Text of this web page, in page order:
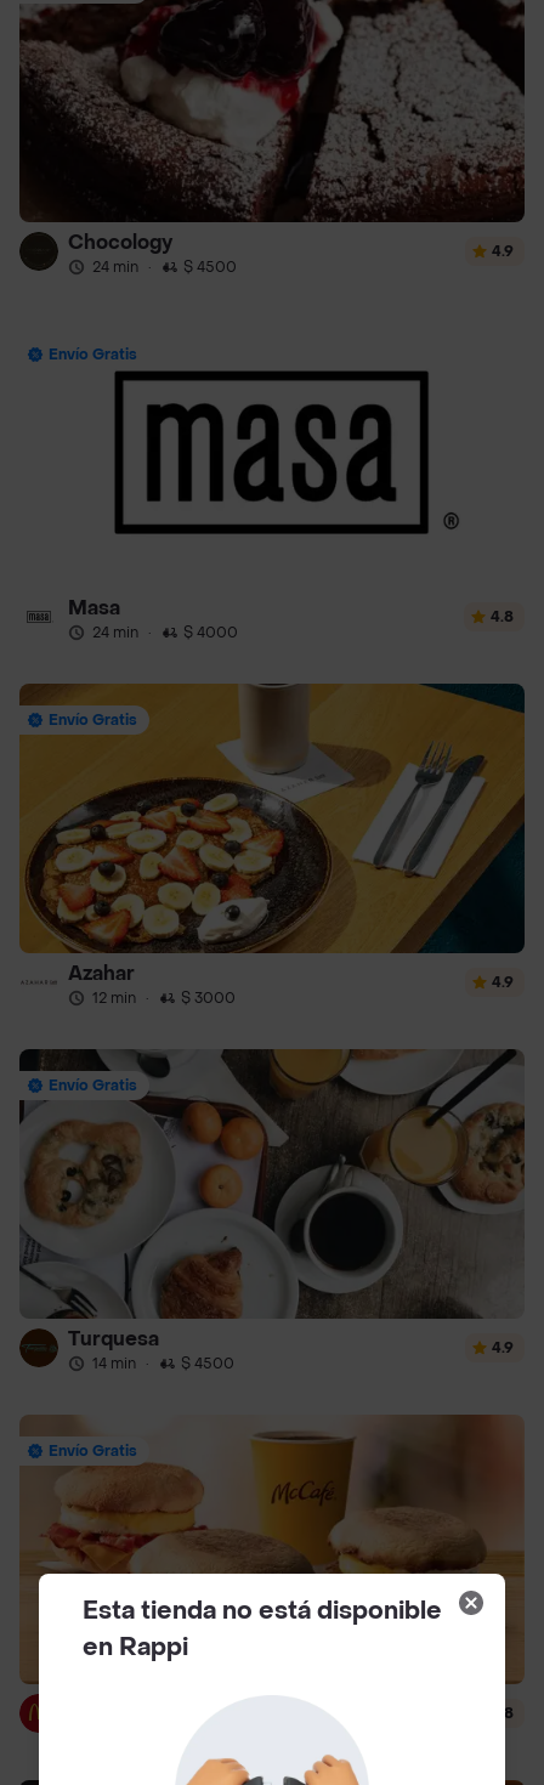
Chocology
24 min · $ 4500
4.9
Envío Gratis
Masa
24 min · $ 4000
4.8
Envío Gratis
Azahar
12 min · $ 3000
4.9
Envío Gratis
Turquesa
14 min · $ 4500
4.9
Envío Gratis
$ 3000
4.8
Esta tienda no está disponible
en Rappi